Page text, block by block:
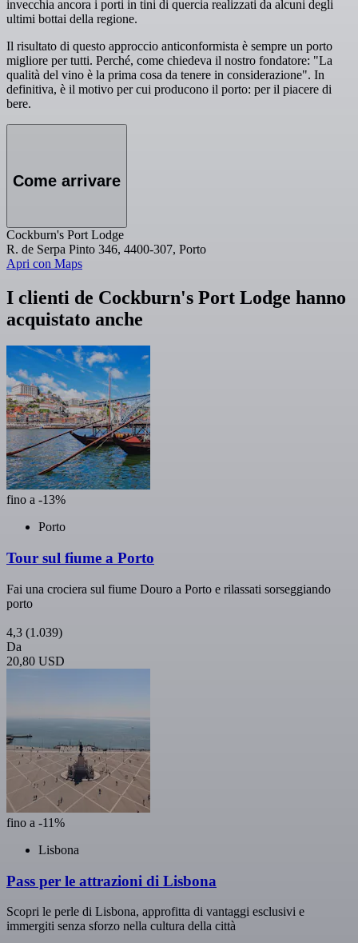
invecchia ancora i porti in tini di quercia realizzati da alcuni degli
ultimi bottai della regione.
Il risultato di questo approccio anticonformista è sempre un porto
migliore per tutti. Perché, come chiedeva il nostro fondatore: "La
qualità del vino è la prima cosa da tenere in considerazione". In
definitiva, è il motivo per cui producono il porto: per il piacere di
bere.
Come arrivare
Cockburn's Port Lodge
R. de Serpa Pinto 346, 4400-307, Porto
Apri con Maps
I clienti de Cockburn's Port Lodge hanno
acquistato anche
fino a -13%
Porto
Tour sul fiume a Porto
Fai una crociera sul fiume Douro a Porto e rilassati sorseggiando
porto
4,3 (1.039)
Da
20,80 USD
fino a -11%
Lisbona
Pass per le attrazioni di Lisbona
Scopri le perle di Lisbona, approfitta di vantaggi esclusivi e
immergiti senza sforzo nella cultura della città